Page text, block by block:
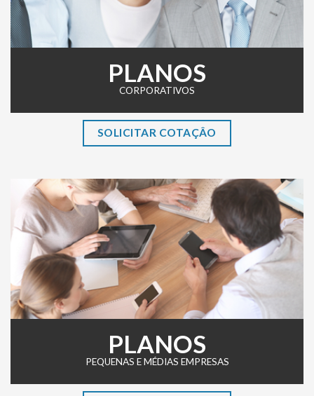
PLANOS
CORPORATIVOS
SOLICITAR COTAÇÂO
PLANOS
PEQUENAS E MÉDIAS EMPRESAS